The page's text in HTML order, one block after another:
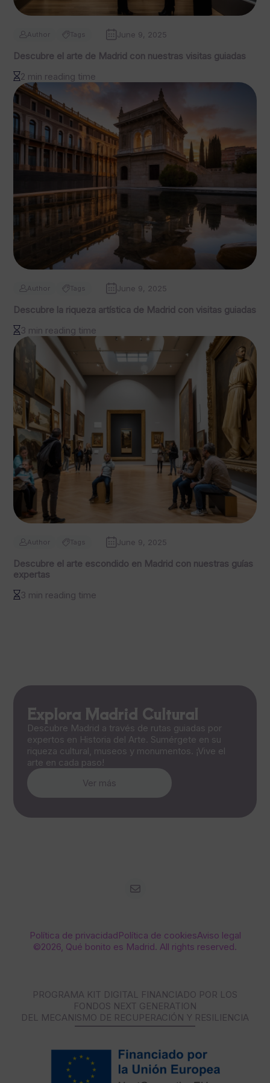
Author Tags June 9, 2025
Descubre el arte de Madrid con nuestras visitas guiadas
2 min reading time
Author Tags June 9, 2025
Descubre la riqueza artística de Madrid con visitas guiadas
3 min reading time
Author Tags June 9, 2025
Descubre el arte escondido en Madrid con nuestras guías
expertas
3 min reading time
Explora Madrid Cultural
Descubre Madrid a través de rutas guiadas por
expertos en Historia del Arte. Sumérgete en su
riqueza cultural, museos y monumentos. ¡Vive el
arte en cada paso!
Ver más
Política de privacidadPolítica de cookiesAviso legal
©2026, Qué bonito es Madrid. All rights reserved.
PROGRAMA KIT DIGITAL FINANCIADO POR LOS
FONDOS NEXT GENERATION
DEL MECANISMO DE RECUPERACIÓN Y RESILIENCIA